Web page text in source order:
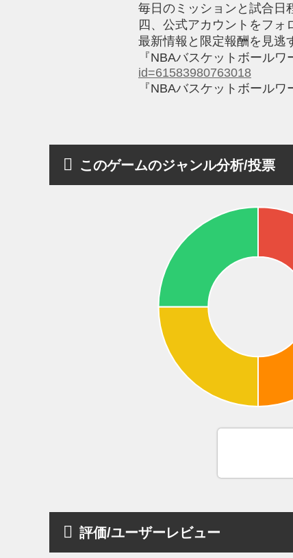
毎日のミッションと試合日
四、公式アカウントをフォ
最新情報と限定報酬を見逃
『NBAバスケットボール
id=61583980763018
『NBAバスケットボール
このゲームのジャンル分析/投票
評価/ユーザーレビュー